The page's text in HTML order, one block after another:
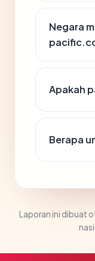
Negara
Apakah
Berapa
Laporan ini dibuat